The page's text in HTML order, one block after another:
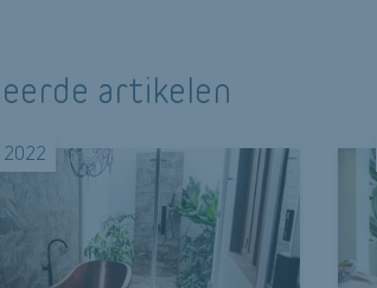
artikelen
2022